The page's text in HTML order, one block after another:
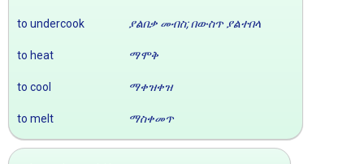
to undercook ያልበቃ መብስ; በውስጥ ያልተበላ
to heat ማሞቅ
to cool ማቀዝቀዝ
to melt ማስቀመጥ